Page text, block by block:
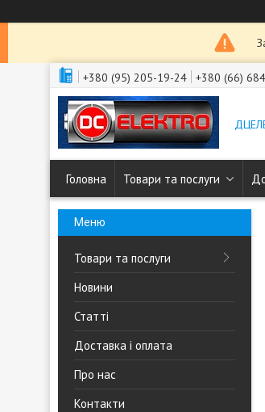
+380 (95) 205-19-24 +380 (66)
Головна Товари та послуги
Товари та послуги
Новини
Статті
Доставка і оплата
Про нас
Контакти